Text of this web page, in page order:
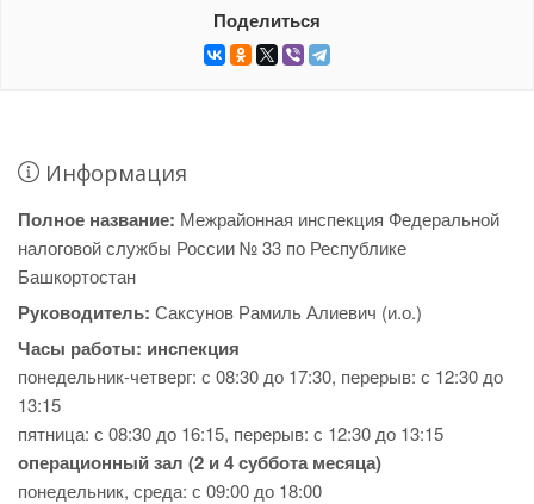
Поделиться
Информация
Полное название: Межрайонная инспекция Федеральной
налоговой службы России № 33 по Республике
Башкортостан
Руководитель: Саксунов Рамиль Алиевич (и.о.)
Часы работы: инспекция
понедельник-четверг: с 08:30 до 17:30, перерыв: с 12:30 до
13:15
пятница: с 08:30 до 16:15, перерыв: с 12:30 до 13:15
операционный зал (2 и 4 суббота месяца)
понедельник, среда: с 09:00 до 18:00